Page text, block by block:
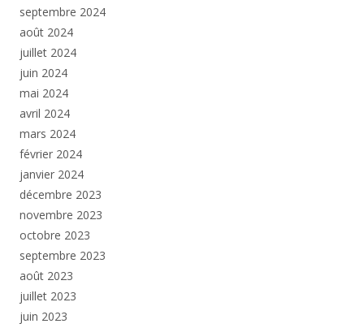
septembre 2024
août 2024
juillet 2024
juin 2024
mai 2024
avril 2024
mars 2024
février 2024
janvier 2024
décembre 2023
novembre 2023
octobre 2023
septembre 2023
août 2023
juillet 2023
juin 2023